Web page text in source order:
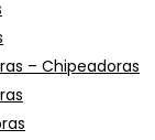
– Chipeadoras